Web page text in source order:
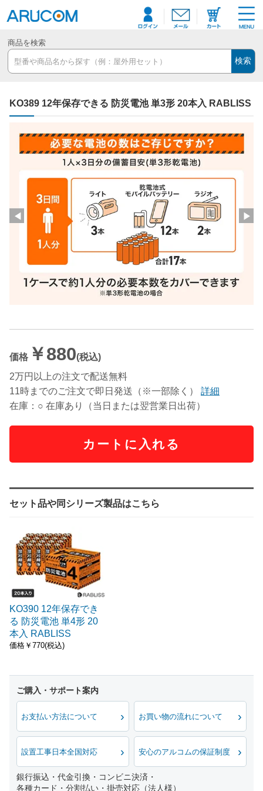
商品を検索
検索
KO389 12年保存できる 防災電池 単3形 20本入 RABLISS
◀ ▶
価格 ￥880(税込)
2万円以上の注文で配送無料
11時までのご注文で即日発送（※一部除く）
詳細
在庫：○ 在庫あり（当日または翌営業日出荷）
カートに入れる
セット品や同シリーズ製品はこちら
KO390 12年保存でき
る 防災電池 単4形 20
本入 RABLISS
価格￥770(税込)
お支払い方法について お買い物の流れについて
設置工事日本全国対応 安心のアルコムの保証制度
銀行振込・代金引換・コンビニ決済・
各種カード・分割払い・掛売対応（法人様）